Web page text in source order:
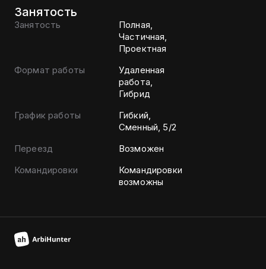
Занятость
Занятость
Полная,
Частичная,
Проектная
Формат работы
Удаленная
работа,
Гибрид
График работы
Гибкий,
Сменный, 5/2
Переезд
Возможен
Командировки
Командировки
возможны